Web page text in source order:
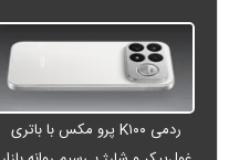
ردمی K۱۰۰ پرو مکس با باتری